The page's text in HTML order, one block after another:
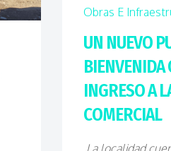
Obras E
UN NUEVO
BIENVENIDA
INGRESO A
COMERCIAL